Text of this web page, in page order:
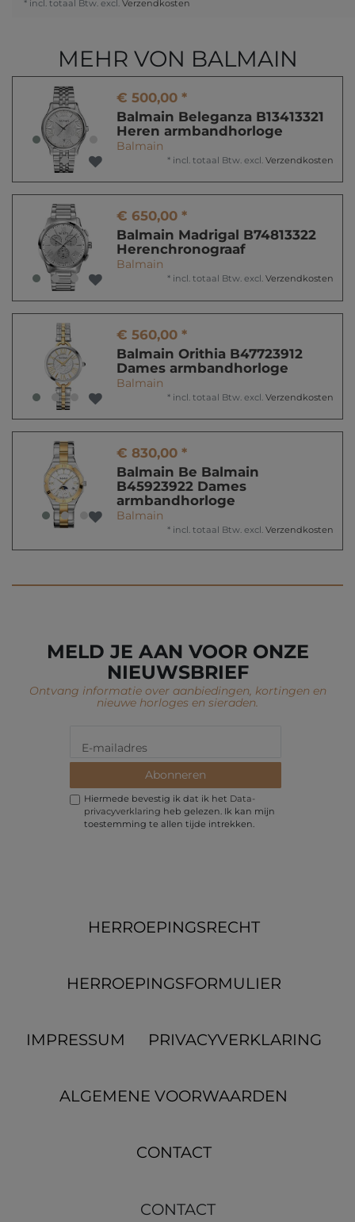
* incl. totaal Btw. excl. Verzendkosten
MEHR VON BALMAIN
€ 500,00 *
Balmain Beleganza B13413321
Heren armbandhorloge
Balmain
* incl. totaal Btw. excl. Verzendkosten
€ 650,00 *
Balmain Madrigal B74813322
Herenchronograaf
Balmain
* incl. totaal Btw. excl. Verzendkosten
€ 560,00 *
Balmain Orithia B47723912
Dames armbandhorloge
Balmain
* incl. totaal Btw. excl. Verzendkosten
€ 830,00 *
Balmain Be Balmain
B45923922 Dames
armbandhorloge
Balmain
* incl. totaal Btw. excl. Verzendkosten
MELD JE AAN VOOR ONZE
NIEUWSBRIEF
Ontvang informatie over aanbiedingen, kortingen en
nieuwe horloges en sieraden.
Abonneren
Hiermede bevestig ik dat ik het Data­
privacy­verklaring heb gelezen. Ik kan mijn
toestemming te allen tijde intrekken.
HERROEPINGS­RECHT
HERROEPINGS­FORMULIER
IMPRESSUM PRIVACYVERKLARING
ALGEMENE VOORWAARDEN
CONTACT
CONTACT